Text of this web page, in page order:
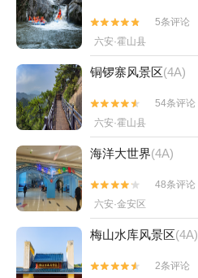


5条评论
六安·霍山县
铜锣寨风景区(4A)


54条评论
六安·霍山县
海洋大世界(4A)


48条评论
六安·金安区
梅山水库风景区(4A)

 2条评论